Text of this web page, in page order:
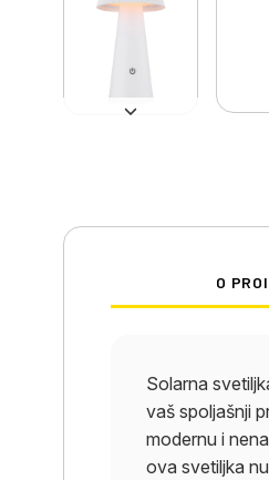
O
Solarna
vaš spoljašnji
modernu i
ova svetiljka